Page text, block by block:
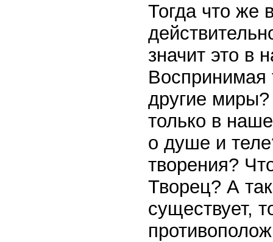
Тогда что же
значит это
другие
только в
о душе и
творения?
Творец? А
существует,